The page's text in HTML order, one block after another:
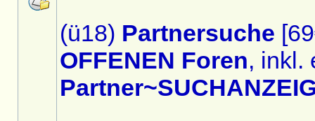
(ü18) Partnersuche
OFFENEN Foren, inkl.